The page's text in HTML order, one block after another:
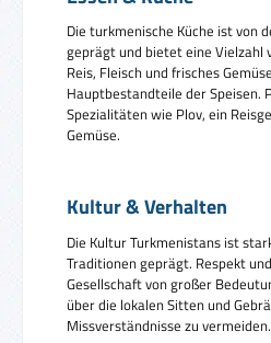
Die turkmenische Küche ist von
geprägt und bietet eine Vielzahl
Reis, Fleisch und frisches
Hauptbestandteile der Speisen.
Spezialitäten wie Plov, ein
Gemüse.
Kultur & Verhalten
Die Kultur Turkmenistans ist
Traditionen geprägt. Respekt
Gesellschaft von großer
über die lokalen Sitten und
Missverständnisse zu vermeiden.